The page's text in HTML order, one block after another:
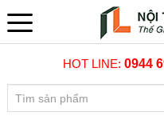
HOT LINE:0944